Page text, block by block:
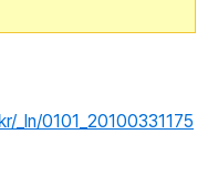
_ln/0101_20100331175